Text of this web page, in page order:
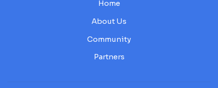
Home
About Us
Community
Partners